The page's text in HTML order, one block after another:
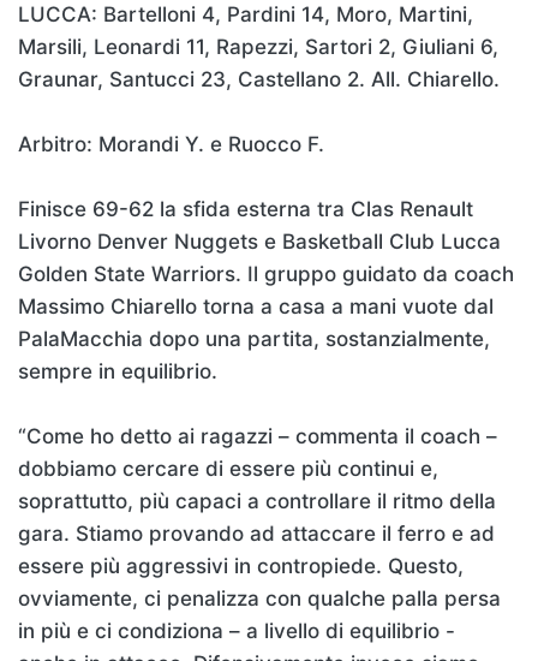
LUCCA: Bartelloni 4, Pardini 14, Moro, Martini,
Marsili, Leonardi 11, Rapezzi, Sartori 2, Giuliani 6,
Graunar, Santucci 23, Castellano 2. All. Chiarello.
Arbitro: Morandi Y. e Ruocco F.
Finisce 69-62 la sfida esterna tra Clas Renault
Livorno Denver Nuggets e Basketball Club Lucca
Golden State Warriors. Il gruppo guidato da coach
Massimo Chiarello torna a casa a mani vuote dal
PalaMacchia dopo una partita, sostanzialmente,
sempre in equilibrio.
“Come ho detto ai ragazzi – commenta il coach –
dobbiamo cercare di essere più continui e,
soprattutto, più capaci a controllare il ritmo della
gara. Stiamo provando ad attaccare il ferro e ad
essere più aggressivi in contropiede. Questo,
ovviamente, ci penalizza con qualche palla persa
in più e ci condiziona – a livello di equilibrio -